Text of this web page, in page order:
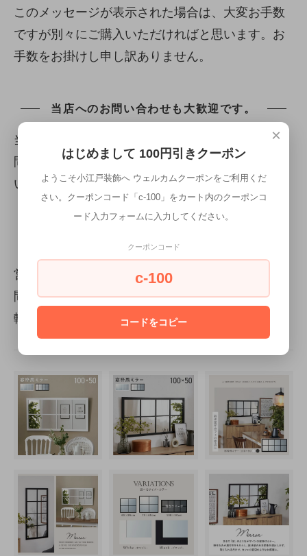
このメッセージが表示された場合は、大変お手数
ですが別々にご購入いただければと思います。お
手数をお掛けし申し訳ありません。
当店へのお問い合わせも大歓迎です。
当店へのお問い合わせも大歓迎です。お電話、お
問い合わせフォームどちらからでもお気軽にお問
い合わせください。
お電話のお問い合わせは049-210-5658
営業時間は8:00~21:00ですが、少しくらい早い時
間でも、逆に遅い時間でも対応いたします。お気
軽にお問い合わせください。
×
はじめまして 100円引きクーポン
ようこそ小江戸装飾へ ウェルカムクーポンをご利用くだ
さい。クーポンコード「c-100」をカート内のクーポンコ
ード入力フォームに入力してください。
クーポンコード
c-100
コードをコピー